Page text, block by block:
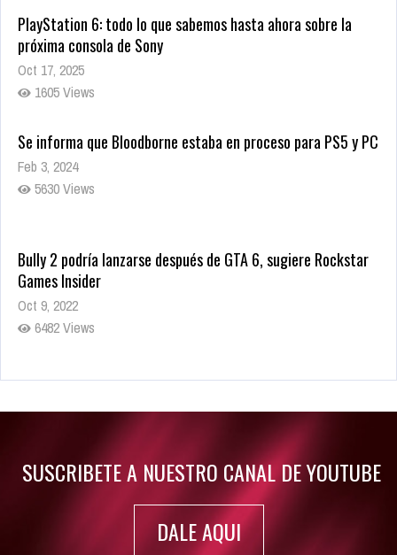
PlayStation 6: todo lo que sabemos hasta ahora sobre la
próxima consola de Sony
Oct 17, 2025
1605 Views
Se informa que Bloodborne estaba en proceso para PS5 y PC
Feb 3, 2024
5630 Views
Bully 2 podría lanzarse después de GTA 6, sugiere Rockstar
Games Insider
Oct 9, 2022
6482 Views
Rumor: Se filtran los primeros detalles de Resident Evil 9
SUSCRIBETE A NUESTRO CANAL DE YOUTUBE
DALE AQUI